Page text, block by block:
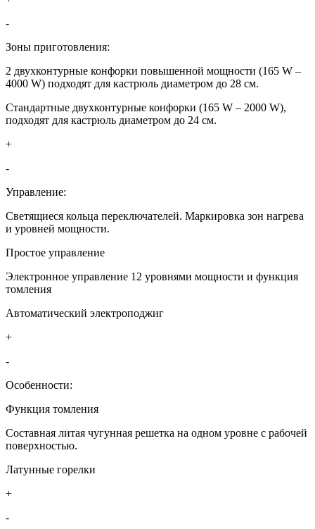
-
Зоны приготовления:
2 двухконтурные конфорки повышенной мощности (165 W –
4000 W) подходят для кастрюль диаметром до 28 см.
Стандартные двухконтурные конфорки (165 W – 2000 W),
подходят для кастрюль диаметром до 24 см.
+
-
Управление:
Светящиеся кольца переключателей. Маркировка зон нагрева
и уровней мощности.
Простое управление
Электронное управление 12 уровнями мощности и функция
томления
Автоматический электроподжиг
+
-
Особенности:
Функция томления
Составная литая чугунная решетка на одном уровне с рабочей
поверхностью.
Латунные горелки
+
-